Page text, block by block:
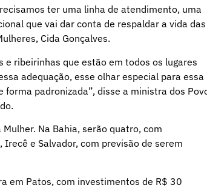
ter uma linha de atendimento, uma
que vai dar conta de respaldar a vida das
Cida Gonçalves.
e ribeirinhas que estão em todos os lugares
adequação, esse olhar especial para essa
padronizada”, disse a ministra dos
Na Bahia, serão quatro, com
e Salvador, com previsão de serem
em Patos, com investimentos de R$ 30